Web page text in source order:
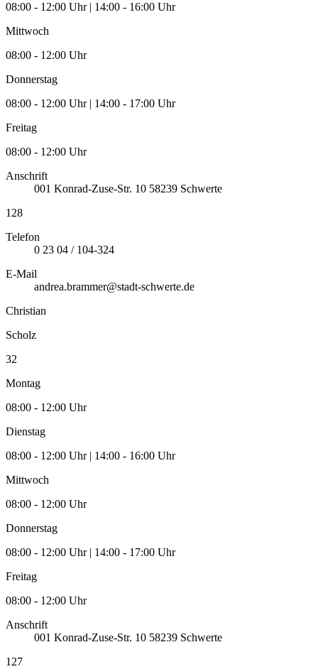
08:00 - 12:00 Uhr | 14:00 - 16:00 Uhr
Mittwoch
08:00 - 12:00 Uhr
Donnerstag
08:00 - 12:00 Uhr | 14:00 - 17:00 Uhr
Freitag
08:00 - 12:00 Uhr
Anschrift
001 Konrad-Zuse-Str. 10 58239 Schwerte
128
Telefon
0 23 04 / 104-324
E-Mail
andrea.brammer@stadt-schwerte.de
Christian
Scholz
32
Montag
08:00 - 12:00 Uhr
Dienstag
08:00 - 12:00 Uhr | 14:00 - 16:00 Uhr
Mittwoch
08:00 - 12:00 Uhr
Donnerstag
08:00 - 12:00 Uhr | 14:00 - 17:00 Uhr
Freitag
08:00 - 12:00 Uhr
Anschrift
001 Konrad-Zuse-Str. 10 58239 Schwerte
127